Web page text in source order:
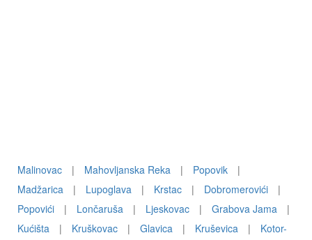
Malinovac | Mahovljanska Reka | Popovik
|
Madžarica
| Lupoglava | Krstac | Dobromerovići
|
Popovići
| Lončaruša | Ljeskovac | Grabova Jama
|
Kućišta
| Kruškovac | Glavica | Kruševica |
Kotor-